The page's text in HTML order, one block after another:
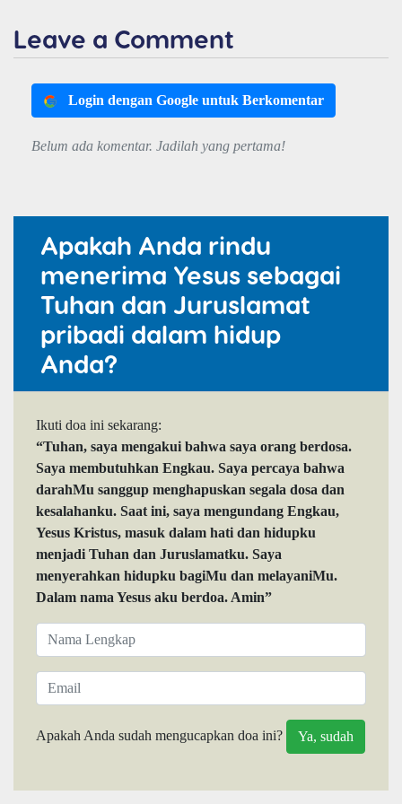
Leave a Comment
Login dengan Google untuk Berkomentar
Belum ada komentar. Jadilah yang pertama!
Apakah Anda rindu
menerima Yesus sebagai
Tuhan dan Juruslamat
pribadi dalam hidup
Anda?
Ikuti doa ini sekarang:
“Tuhan, saya mengakui bahwa saya orang berdosa.
Saya membutuhkan Engkau. Saya percaya bahwa
darahMu sanggup menghapuskan segala dosa dan
kesalahanku. Saat ini, saya mengundang Engkau,
Yesus Kristus, masuk dalam hati dan hidupku
menjadi Tuhan dan Juruslamatku. Saya
menyerahkan hidupku bagiMu dan melayaniMu.
Dalam nama Yesus aku berdoa. Amin”
Apakah Anda sudah mengucapkan doa ini?